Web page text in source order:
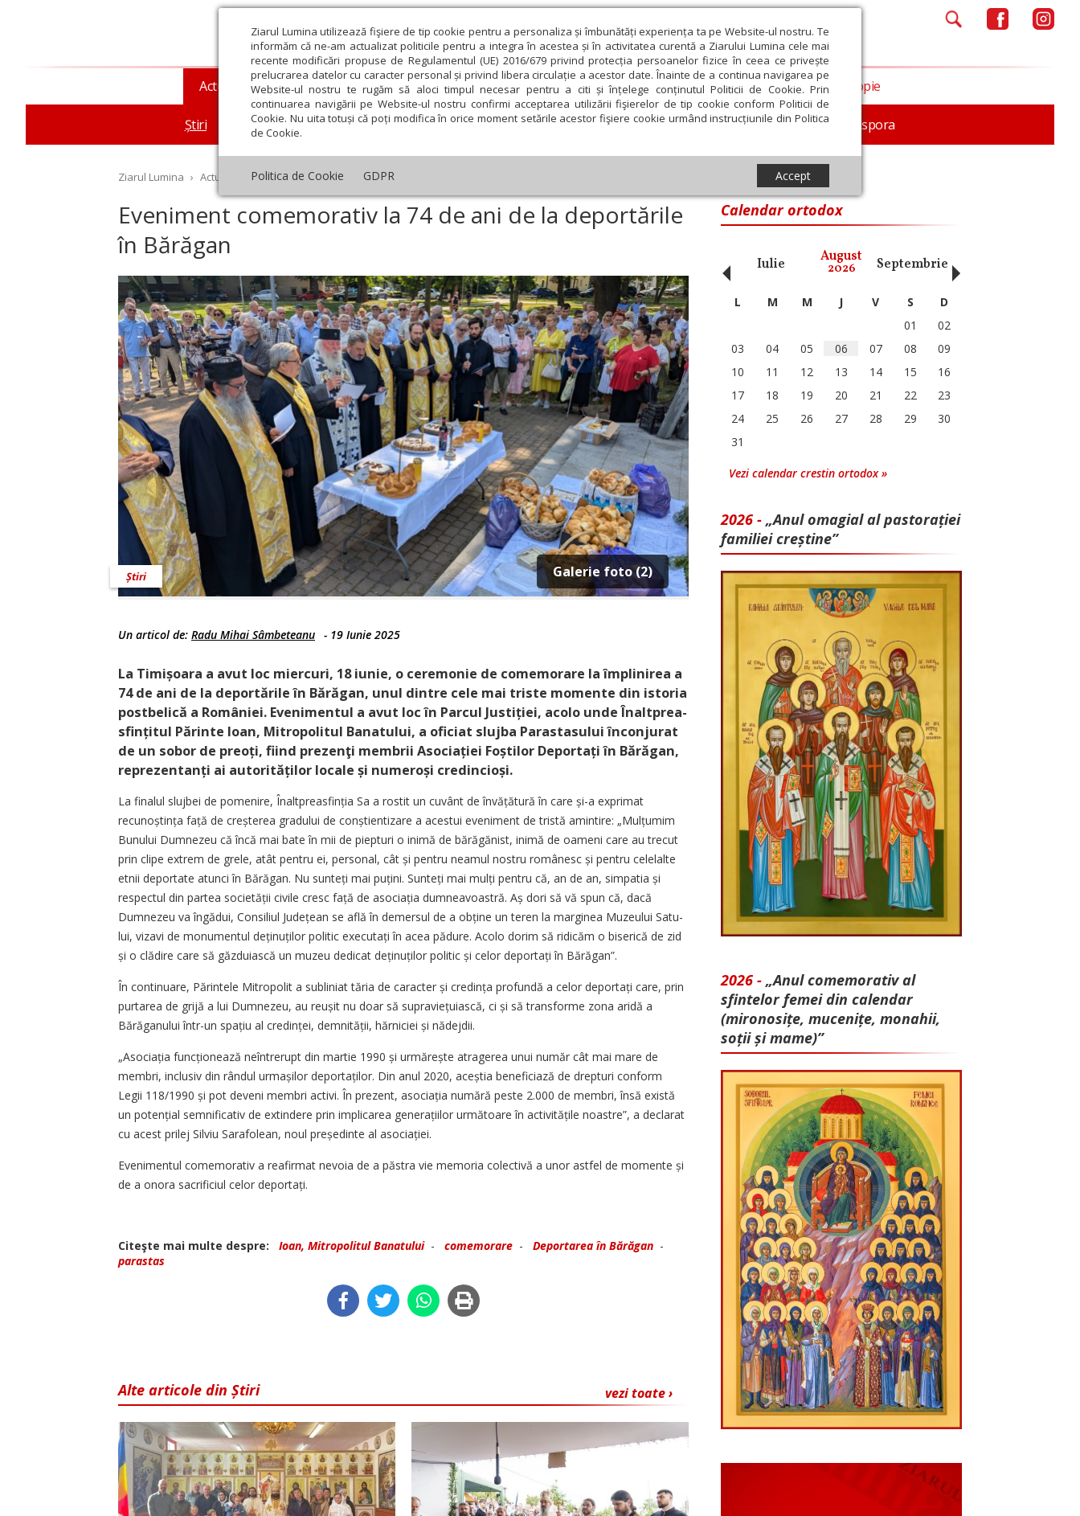
Ziarul Lumina utilizează fişiere de tip cookie pentru a personaliza și îmbunătăți experiența ta pe Website-ul nostru. Te
informăm că ne-am actualizat politicile pentru a integra în acestea și în activitatea curentă a Ziarului Lumina cele mai
recente modificări propuse de Regulamentul (UE) 2016/679 privind protecția persoanelor fizice în ceea ce privește
prelucrarea datelor cu caracter personal și privind libera circulație a acestor date. Înainte de a continua navigarea pe
Website-ul nostru te rugăm să aloci timpul necesar pentru a citi și înțelege conținutul Politicii de Cookie. Prin
continuarea navigării pe Website-ul nostru confirmi acceptarea utilizării fişierelor de tip cookie conform Politicii de
Cookie. Nu uita totuși că poți modifica în orice moment setările acestor fişiere cookie urmând instrucțiunile din Politica
de Cookie.
Politica de Cookie GDPR Accept
Actualitate religioasă
Știri Mesaje și cuvântări An omagial Comunicate de presă Documentar In memoriam Diaspora
Teologie și spiritualitate Educaţie și Cultură Societate Opinii Filantropie
Ziarul Lumina › Actualitate religioasă › Știri › Eveniment comemorativ la 74 de ani de la deportările în Bărăgan
Eveniment comemorativ la 74 de ani de la deportările
în Bărăgan
Galerie foto (2)
Știri
Un articol de: Radu Mihai Sâmbeteanu - 19 Iunie 2025
La Timișoara a avut loc miercuri, 18 iunie, o ceremonie de comemo­rare la împlinirea a
74 de ani de la deportările în Bărăgan, unul dintre cele mai triste momente din istoria
postbelică a României. Evenimentul a avut loc în Parcul Justi­ției, acolo unde Înaltprea­
sfințitul Părinte Ioan, Mitropolitul Banatului, a oficiat slujba Parastasului înconjurat
de un sobor de preoți, fiind prezenţi membrii Asociației Foștilor Deportați în Bărăgan,
repre­zentanți ai autorităților locale și numeroși credincioși.
La finalul slujbei de pomenire, Înaltpreasfinția Sa a rostit un cuvânt de învățătură în care și-a exprimat
recunoștința față de creșterea gradului de conști­en­tizare a acestui eveniment de tris­tă amintire: „Mulțumim
Bunului Dumnezeu că încă mai bate în mii de piepturi o inimă de bărăgănist, inimă de oameni care au trecut
prin clipe extrem de grele, atât pentru ei, personal, cât și pentru neamul nostru românesc și pentru celelalte
etnii deportate atunci în Bărăgan. Nu sunteți mai puțini. Sunteți mai mulți pentru că, an de an, simpatia și
respectul din partea societății civile cresc față de asociația dumneavoastră. Aș dori să vă spun că, dacă
Dumnezeu va îngădui, Consiliul Județean se află în demersul de a obține un teren la marginea Muzeului Satu­
lui, vizavi de monumentul deținu­ților politic executați în acea pădure. Acolo dorim să ridicăm o biserică de zid
și o clădire care să găz­duiască un muzeu dedicat deținuților politic și celor deportați în Bărăgan”.
În continuare, Părintele Mitropolit a subliniat tăria de caracter și credința profundă a celor depor­tați care, prin
purtarea de grijă a lui Dumnezeu, au reușit nu doar să supraviețuiască, ci și să transforme zona aridă a
Bărăganului într-un spațiu al credinței, demnității, hărniciei și nădejdii.
„Asociația funcționează neîntrerupt din martie 1990 și urmărește atragerea unui număr cât mai mare de
membri, inclusiv din rândul urmașilor deportaților. Din anul 2020, aceștia beneficiază de drepturi conform
Legii 118/1990 și pot deveni membri activi. În prezent, asociația numără peste 2.000 de membri, însă există
un potențial semnificativ de extindere prin implicarea generațiilor următoare în activitățile noastre”, a declarat
cu acest prilej Silviu Sarafolean, noul președinte al asociației.
Evenimentul comemorativ a reafirmat nevoia de a păstra vie memoria colectivă a unor astfel de momente și
de a onora sacrificiul celor deportați.
Citeşte mai multe despre: Ioan, Mitropolitul Banatului- comemorare - Deportarea în Bărăgan -
parastas
vezi toate ›
Alte articole din Știri
Calendar ortodox
Noiembrie Iulie August
2026 Septembrie Octombrie
‹ L M M J V S
D
01
02
03
04 05 06 07 08
09
10
11 12 13 14 15
16
17
18 19 20 21 22
23
24
25 26 27 28 29
30
31
Vezi calendar crestin ortodox »
2026 - „Anul omagial al pastorației
familiei creștine”
2026 - „Anul comemorativ al
sfintelor femei din calendar
(mironosițe, mu­cenițe, monahii,
soții și mame)”